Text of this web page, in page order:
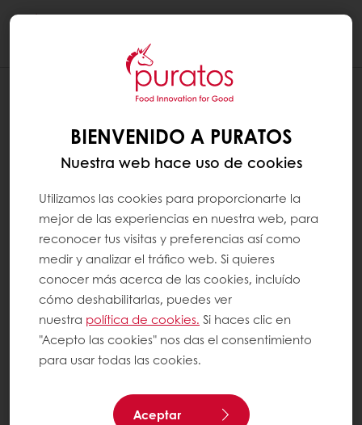
BIENVENIDO A PURATOS
Nuestra web hace uso de cookies
Utilizamos las cookies para proporcionarte la
mejor de las experiencias en nuestra web, para
reconocer tus visitas y preferencias así como
medir y analizar el tráfico web. Si quieres
conocer más acerca de las cookies, incluído
cómo deshabilitarlas, puedes ver
nuestra política de cookies. Si haces clic en
"Acepto las cookies" nos das el consentimiento
para usar todas las cookies.
Aceptar